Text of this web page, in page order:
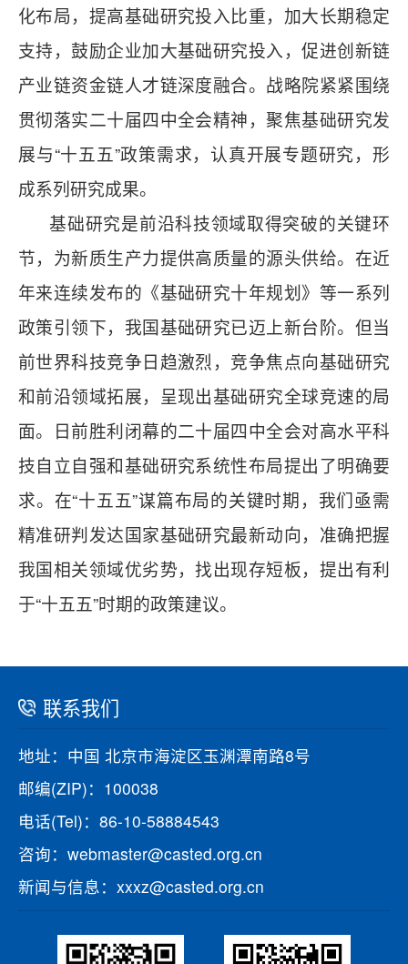
化布局，提高基础研究投入比重，加大长期稳定
支持，鼓励企业加大基础研究投入，促进创新链
产业链资金链人才链深度融合。战略院紧紧围绕
贯彻落实二十届四中全会精神，聚焦基础研究发
展与“十五五”政策需求，认真开展专题研究，形
成系列研究成果。
基础研究是前沿科技领域取得突破的关键环
节，为新质生产力提供高质量的源头供给。在近
年来连续发布的《基础研究十年规划》等一系列
政策引领下，我国基础研究已迈上新台阶。但当
前世界科技竞争日趋激烈，竞争焦点向基础研究
和前沿领域拓展，呈现出基础研究全球竞速的局
面。日前胜利闭幕的二十届四中全会对高水平科
技自立自强和基础研究系统性布局提出了明确要
求。在“十五五”谋篇布局的关键时期，我们亟需
精准研判发达国家基础研究最新动向，准确把握
我国相关领域优劣势，找出现存短板，提出有利
于“十五五”时期的政策建议。
联系我们
地址：中国 北京市海淀区玉渊潭南路8号
邮编(ZIP)：100038
电话(Tel)：86-10-58884543
咨询：webmaster@casted.org.cn
新闻与信息：xxxz@casted.org.cn